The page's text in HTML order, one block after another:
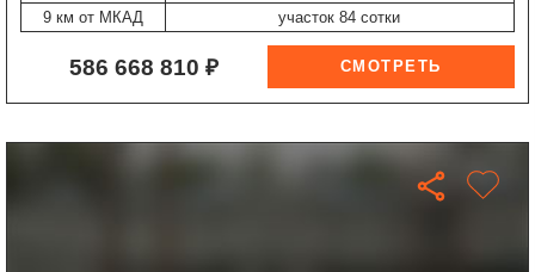
9 км от МКАД
участок 84 сотки
586 668 810 ₽